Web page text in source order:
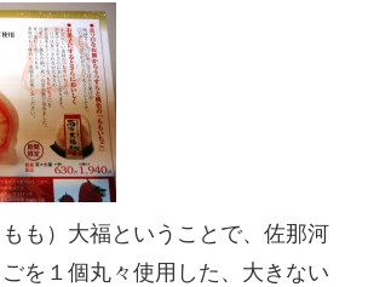
も）大福ということで、佐那河
を１個丸々使用した、大きない